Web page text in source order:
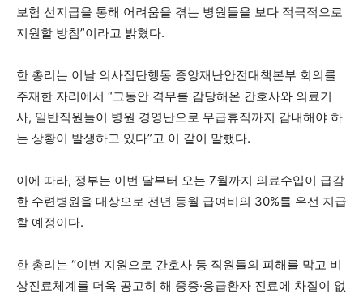
보험 선지급을 통해 어려움을 겪는 병원들을 보다 적극적으로
지원할 방침”이라고 밝혔다.
한 총리는 이날 의사집단행동 중앙재난안전대책본부 회의를
주재한 자리에서 “그동안 격무를 감당해온 간호사와 의료기
사, 일반직원들이 병원 경영난으로 무급휴직까지 감내해야 하
는 상황이 발생하고 있다”고 이 같이 말했다.
이에 따라, 정부는 이번 달부터 오는 7월까지 의료수입이 급감
한 수련병원을 대상으로 전년 동월 급여비의 30%를 우선 지급
할 예정이다.
한 총리는 “이번 지원으로 간호사 등 직원들의 피해를 막고 비
상진료체계를 더욱 공고히 해 중증·응급환자 진료에 차질이 없